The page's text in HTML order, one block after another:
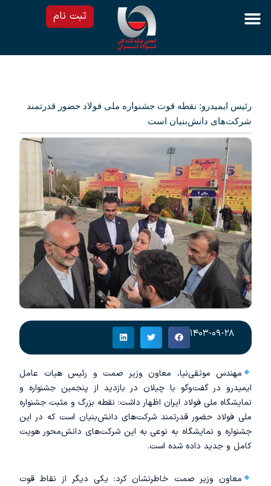
ثبت نام
رئیس ایمیدرو: نقطه قوت جشنواره ملی فولاد حضور قدرتمند
شرکت‌های دانش‌بنیان است
۱۴۰۳-۰۹-۲۸
مهندس موثقی‌نیا، معاون وزیر صمت و رئیس هیات عامل
ایمیدرو در گفت‌وگو با چیلان در بازدید از پنجمین جشنواره و
نمایشگاه ملی فولاد ایران اظهار داشت: نقطه بزرگ و مثبت جشنواره
ملی فولاد حضور قدرتمند شرکت‌های دانش‌بنیان است که در این
جشنواره و نمایشگاه به نوعی به این شرکت‌های دانش‌محور هویت
کامل و جدید داده شده است.
معاون وزیر صمت خاطرنشان کرد: یکی دیگر از نقاط قوت